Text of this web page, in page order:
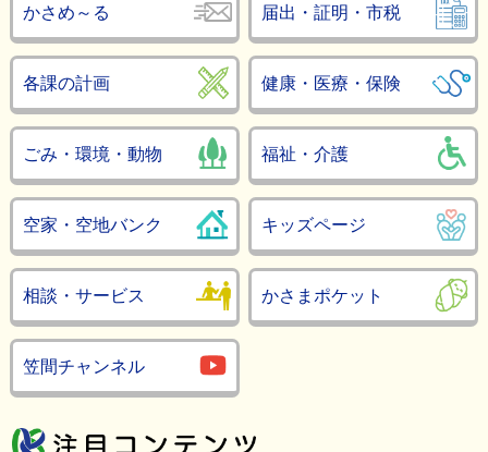
かさめ～る 届出・証明・市税
各課の計画 健康・医療・保険
ごみ・環境・動物 福祉・介護
空家・空地バンク キッズページ
相談・サービス かさまポケット
笠間チャンネル